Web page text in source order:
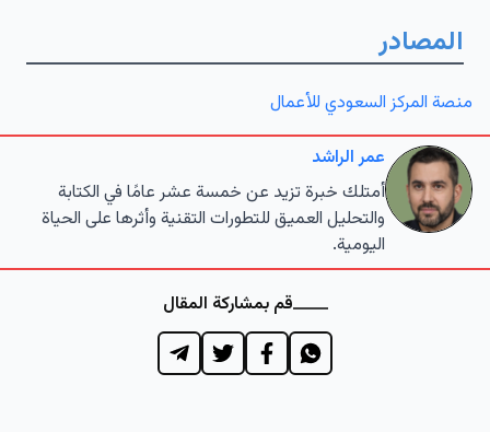
المصادر
منصة المركز السعودي للأعمال
عمر الراشد
أمتلك خبرة تزيد عن خمسة عشر عامًا في الكتابة
والتحليل العميق للتطورات التقنية وأثرها على الحياة
اليومية.
قم بمشاركة المقال